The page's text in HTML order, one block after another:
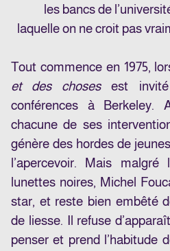
les bancs de
laquelle on ne croit pas
Tout commence en 1975,
et des chosesest invité
conférences à Berkeley.
chacune de ses
génère des hordes de
l’apercevoir. Mais
lunettes noires, Michel
star, et reste bien embêté
de liesse. Il refuse
penser et prend l’habitude